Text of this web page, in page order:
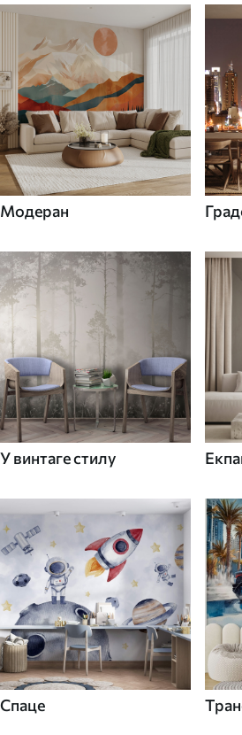
Модеран
У винтаге стилу
Спаце